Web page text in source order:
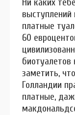
Ни каких
платные
60
биотуалетов
заметить,
Голландии
платные,